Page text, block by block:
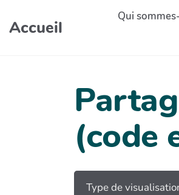
Aller au contenu principal
Accueil
Qui
(code
Type de